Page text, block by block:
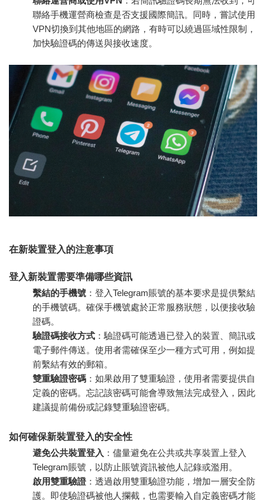
聯絡手機運營商檢查是否支援國際簡訊。同時，嘗試使用
VPN切換到其他地區的網路，有時可以繞過區域性限制，
加快驗證碼的傳送與接收速度。
在新裝置登入的注意事項
登入新裝置需要準備哪些資訊
繫結的手機號 ：登入Telegram賬號的基本要求是提供繫結
的手機號碼。確保手機號處於正常服務狀態，以便接收驗
證碼。
驗證碼接收方式 ：驗證碼可能透過已登入的裝置、簡訊或
電子郵件傳送。使用者需確保至少一種方式可用，例如提
前繫結有效的郵箱。
雙重驗證密碼 ：如果啟用了雙重驗證，使用者需要提供自
定義的密碼。忘記該密碼可能會導致無法完成登入，因此
建議提前備份或記錄雙重驗證密碼。
如何確保新裝置登入的安全性
避免公共裝置登入 ：儘量避免在公共或共享裝置上登入
Telegram賬號，以防止賬號資訊被他人記錄或濫用。
啟用雙重驗證 ：透過啟用雙重驗證功能，增加一層安全防
護。即使驗證碼被他人攔截，也需要輸入自定義密碼才能